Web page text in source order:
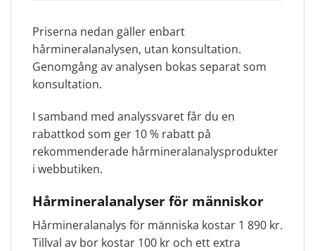
Priserna nedan gäller enbart
hårmineralanalysen, utan konsultation.
Genomgång av analysen bokas separat som
konsultation.
I samband med analyssvaret får du en
rabattkod som ger 10 % rabatt på
rekommenderade hårmineralanalysprodukter
i webbutiken.
Hårmineralanalyser för människor
Hårmineralanalys för människa kostar 1 890 kr.
Tillval av bor kostar 100 kr och ett extra